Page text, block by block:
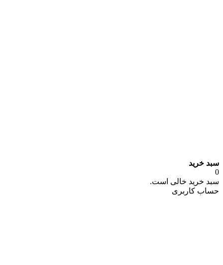
سبد خرید
0
سبد خرید خالی است.
حساب کاربری